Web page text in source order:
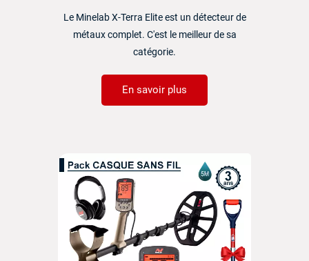
Le Minelab X-Terra Elite est un détecteur de
métaux complet. C'est le meilleur de sa
catégorie.
En savoir plus